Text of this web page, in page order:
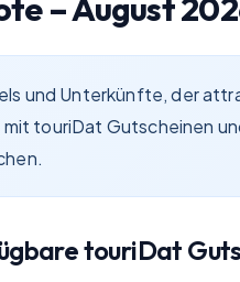
–August
und Unterkünfte, der
touriDat Gutscheinen
touriDat